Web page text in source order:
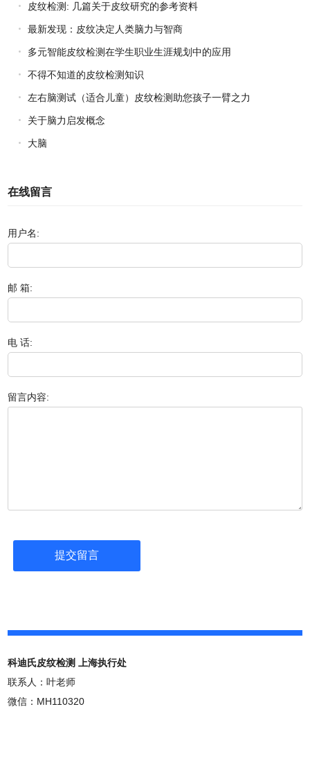
皮纹检测: 几篇关于皮纹研究的参考资料
最新发现：皮纹决定人类脑力与智商
多元智能皮纹检测在学生职业生涯规划中的应用
不得不知道的皮纹检测知识
左右脑测试（适合儿童）皮纹检测助您孩子一臂之力
关于脑力启发概念
大脑
在线留言
用户名:
邮 箱:
电 话:
留言内容:
科迪氏皮纹检测 上海执行处
联系人：叶老师
微信：MH110320